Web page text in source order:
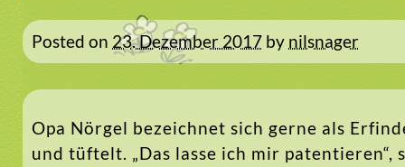
Posted on 23. Dezember 2017 by nilsnager
Opa Nörgel bezeichnet sich gerne als
und tüftelt. „Das lasse ich mir